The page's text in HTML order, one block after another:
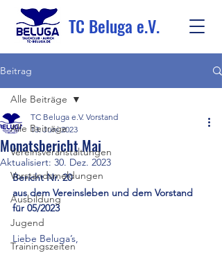
TC Beluga e.V.
Beitrag
Alle Beiträge
Vereinsveranstaltungen
Vorstandsmeldungen
Ausbildung
Jugend
Trainingszeiten
Alle Beiträge
Monatsbericht Mai
TC Beluga e.V. Vorstand
13. Juni 2023
Aktualisiert: 30. Dez. 2023
Bericht Nr. 20
aus dem Vereinsleben und dem Vorstand
für 05/2023
Liebe Beluga’s,